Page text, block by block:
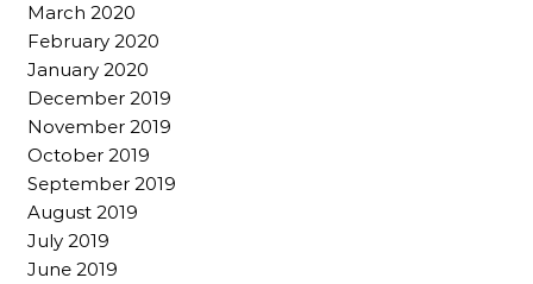
March 2020
February 2020
January 2020
December 2019
November 2019
October 2019
September 2019
August 2019
July 2019
June 2019